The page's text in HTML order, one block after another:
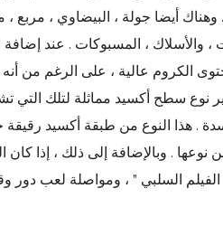
أيضا جولة ، البيضاوي ،
الكروم عالية ، على الرغم من
سطح أكسيد مماثلة لتلك التي
. هذا النوع من طبقة أكسيد
من نوعها . وبالإضافة إلى ذلك ،
السلبي " ، ومواصلة لعب دور